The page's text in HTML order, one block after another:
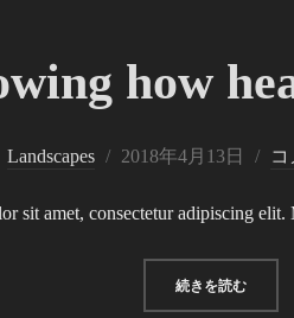
how
Landscapes
投
日:
2018年4月13日
sit amet, consectetur adipiscing
続きを読む“A